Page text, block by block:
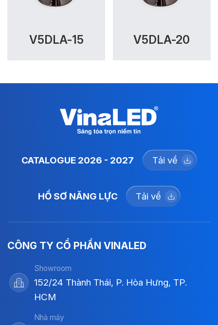
V5DLA-15 V5DLA-20
CATALOGUE 2026 - 2027 Tải về
HỒ SƠ NĂNG LỰC Tải về
CÔNG TY CỔ PHẦN VINALED
Showroom
152/24 Thành Thái, P. Hòa Hưng, TP.
HCM
Nhà máy